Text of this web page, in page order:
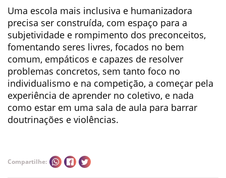
Uma escola mais inclusiva e humanizadora
precisa ser construída, com espaço para a
subjetividade e rompimento dos preconceitos,
fomentando seres livres, focados no bem
comum, empáticos e capazes de resolver
problemas concretos, sem tanto foco no
individualismo e na competição, a começar pela
experiência de aprender no coletivo, e nada
como estar em uma sala de aula para barrar
doutrinações e violências.
Compartilhe: